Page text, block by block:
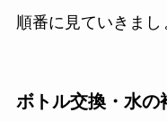
順番に見ていきまし
ボトル交換・水の